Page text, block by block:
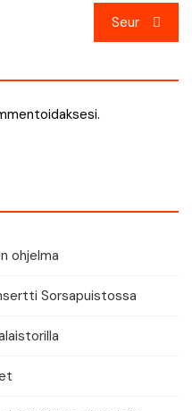
Seur
ohjelma
Sorsapuistossa